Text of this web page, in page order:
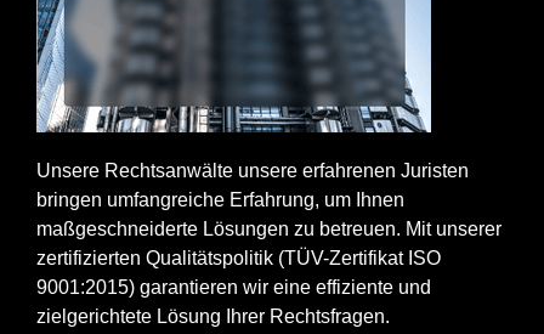
Unsere Rechtsanwälte unsere erfahrenen Juristen
bringen umfangreiche Erfahrung, um Ihnen
maßgeschneiderte Lösungen zu betreuen. Mit unserer
zertifizierten Qualitätspolitik (TÜV-Zertifikat ISO
9001:2015) garantieren wir eine effiziente und
zielgerichtete Lösung Ihrer Rechtsfragen.